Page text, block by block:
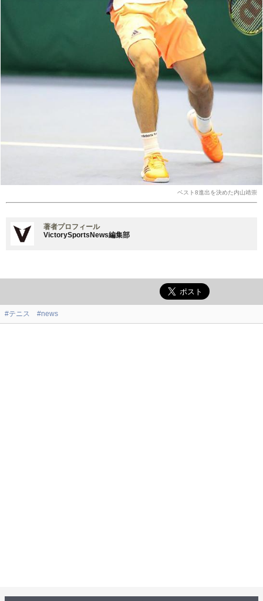
ベスト8進出を決めた内山靖崇
著者プロフィール
VictorySportsNews編集部
#テニス #news